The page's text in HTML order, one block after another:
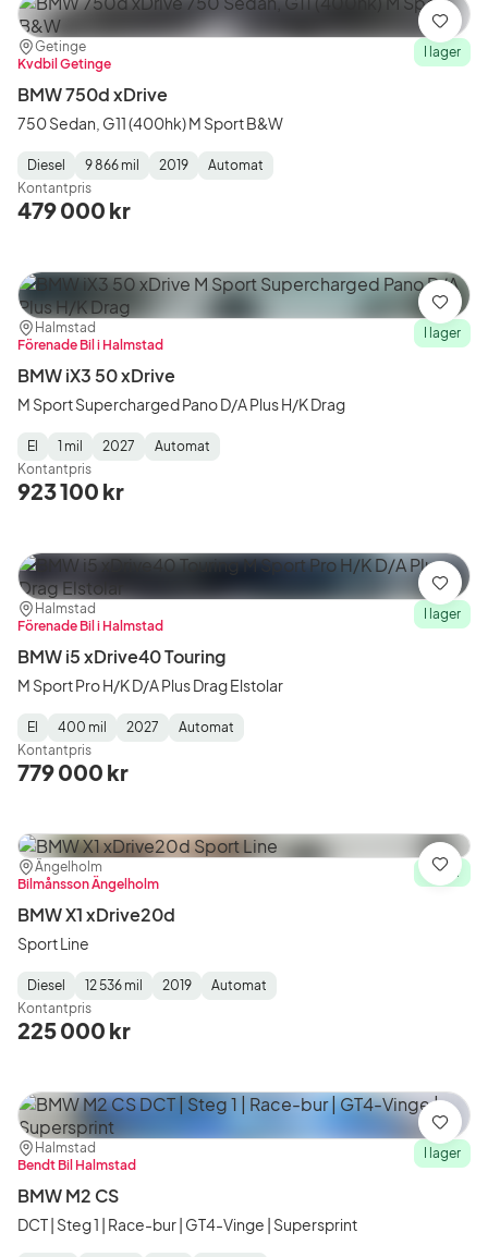
Plats:
Getinge
Återförsäljare:
Kvdbil Getinge
I lager
BMW 750d xDrive
750 Sedan, G11 (400hk) M Sport B&W
Fuel
Type:
Diesel
Mätarställning:
9 866 mil
Model
Year:
2019
Gearbox
Type:
Automat
Kontantpris
479 000 kr
Spara
Plats:
Halmstad
Återförsäljare:
Förenade Bil i Halmstad
I lager
BMW iX3 50 xDrive
M Sport Supercharged Pano D/A Plus H/K Drag
Fuel
Type:
El
Mätarställning
1 mil
Model
Year:
2027
Gearbox
Type:
Automat
Kontantpris
923 100 kr
Spara
Plats:
Halmstad
Återförsäljare:
Förenade Bil i Halmstad
I lager
BMW i5 xDrive40 Touring
M Sport Pro H/K D/A Plus Drag Elstolar
Fuel
Type:
El
Mätarställning:
400 mil
Model
Year:
2027
Gearbox
Type:
Automat
Kontantpris
779 000 kr
Spara
Plats:
Ängelholm
Återförsäljare:
Bilmånsson Ängelholm
I lager
BMW X1 xDrive20d
Sport Line
Fuel
Type:
Diesel
Mätarställning:
12 536 mil
Model
Year:
2019
Gearbox
Type:
Automat
Kontantpris
225 000 kr
Spara
Plats:
Halmstad
Återförsäljare:
Bendt Bil Halmstad
I lager
BMW M2 CS
DCT | Steg 1 | Race-bur | GT4-Vinge | Supersprint
Spara